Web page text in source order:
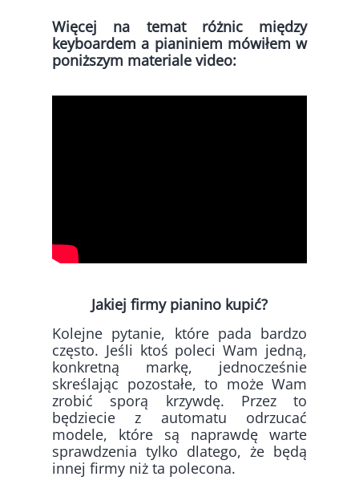
Jakiej firmy pianino kupić?
Kolejne pytanie, które pada bardzo
często. Jeśli ktoś poleci Wam jedną,
konkretną markę, jednocześnie
skreślając pozostałe, to może Wam
zrobić sporą krzywdę. Przez to
będziecie z automatu odrzucać
modele, które są naprawdę warte
sprawdzenia tylko dlatego, że będą
innej firmy niż ta polecona.
Więcej na temat różnic między
keyboardem a pianiniem mówiłem w
poniższym materiale video: